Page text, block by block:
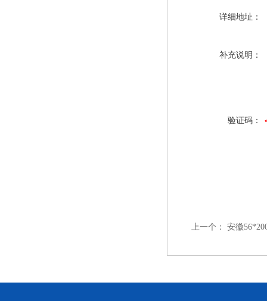
详细地址：
补充说明：
验证码：
上一个： 安徽